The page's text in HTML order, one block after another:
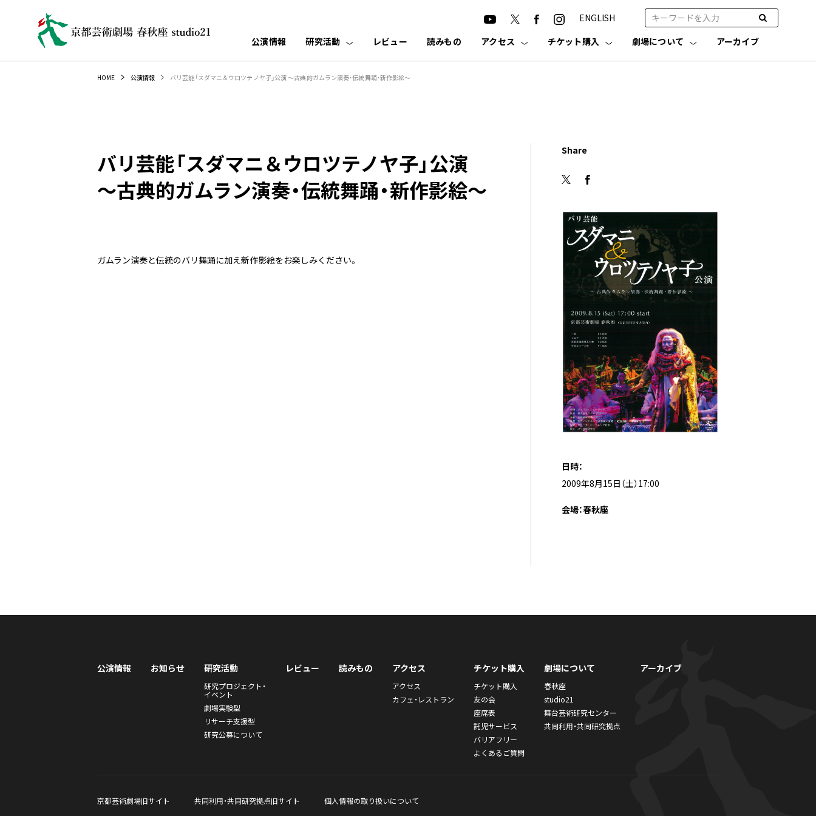
ENGLISH
公演情報
研究活動 レビュー 読みもの アクセス チケット購入 劇場について アーカイブ
HOME 公演情報 バリ芸能「スダマニ＆ウロツテノヤ子」公演 ～古典的ガムラン演奏・伝統舞踊・新作影絵～
バリ芸能「スダマニ＆ウロツテノヤ子」公演
～古典的ガムラン演奏・伝統舞踊・新作影絵～
ガムラン演奏と伝統のバリ舞踊に加え新作影絵をお楽しみください。
Share
日時：
2009年8月15日（土）17:00
会場：春秋座
公演情報 お知らせ 研究活動
研究プロジェクト・
イベント
劇場実験型
リサーチ支援型
研究公募について
レビュー 読みもの アクセス
アクセス
カフェ・レストラン
チケット購入
チケット購入
友の会
座席表
託児サービス
バリアフリー
よくあるご質問
劇場について
春秋座
studio21
舞台芸術研究センター
共同利用・共同研究拠点
アーカイブ
京都芸術劇場旧サイト 共同利用・共同研究拠点旧サイト 個人情報の取り扱いについて